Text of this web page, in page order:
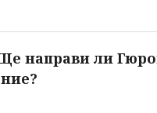
направи ли